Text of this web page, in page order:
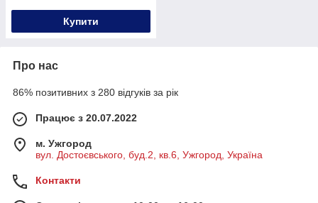
Купити
Про нас
86% позитивних з 280 відгуків за рік
Працює з 20.07.2022
м. Ужгород
вул. Достоєвського, буд.2, кв.6, Ужгород, Україна
Контакти